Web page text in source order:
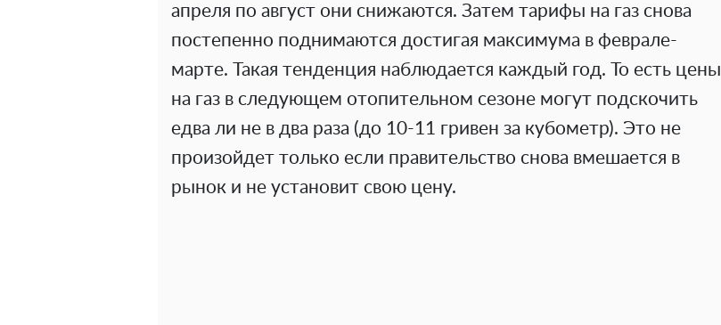
апреля по август они снижаются. Затем тарифы на газ снова
постепенно поднимаются достигая максимума в феврале-
марте. Такая тенденция наблюдается каждый год. То есть цены
на газ в следующем отопительном сезоне могут подскочить
едва ли не в два раза (до 10-11 гривен за кубометр). Это не
произойдет только если правительство снова вмешается в
рынок и не установит свою цену.